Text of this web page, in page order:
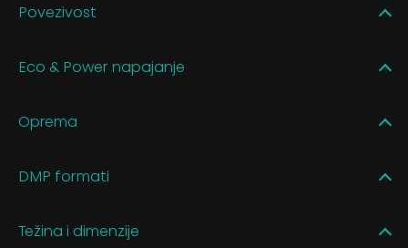
Povezivost
Eco & Power napajanje
Oprema
DMP formati
Težina i dimenzije